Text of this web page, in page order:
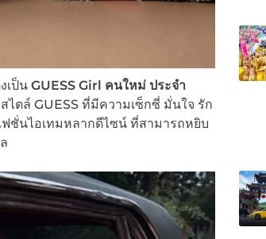
เป็น GUESS Girl คนใหม่ ประจำ
ตล์ GUESS ที่มีความเซ็กซี่ มั่นใจ รัก
ชั่นไอเทมหลากดีไซน์ ที่สามารถหยิบ